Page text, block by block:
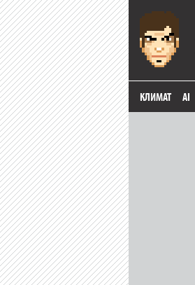
КЛИМАТ AI